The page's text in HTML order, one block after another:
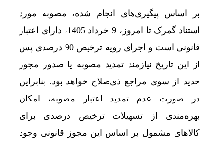
بر اساس پیگیری‌های انجام شده، مصوبه مورد
استناد گمرک تا امروز، 9 خرداد 1405، دارای اعتبار
قانونی است و اجرای رویه ترخیص 90 درصدی پس
از این تاریخ نیازمند تمدید مصوبه یا صدور مجوز
جدید از سوی مراجع ذی‌صلاح خواهد بود. بنابراین
در صورت عدم تمدید اعتبار مصوبه، امکان
بهره‌مندی از تسهیلات ترخیص درصدی برای
کالاهای مشمول بر اساس این مجوز قانونی وجود